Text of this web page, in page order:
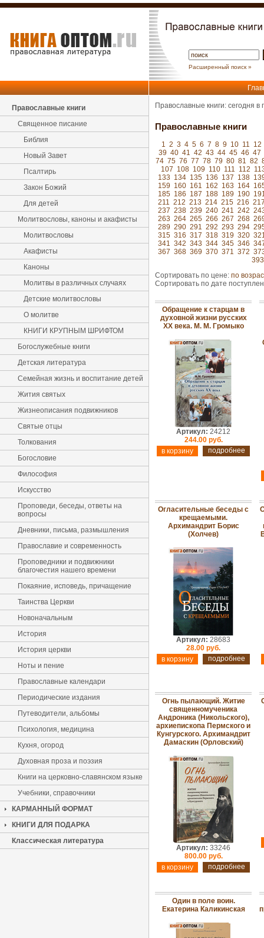
Расширенный поиск »
Православные книги
Священное писание
Библия
Новый Завет
Псалтирь
Закон Божий
Для детей
Молитвословы, каноны и акафисты
Молитвословы
Акафисты
Каноны
Молитвы в различных случаях
Детские молитвословы
О молитве
КНИГИ КРУПНЫМ ШРИФТОМ
Богослужебные книги
Детская литература
Семейная жизнь и воспитание детей
Жития святых
Жизнеописания подвижников
Святые отцы
Толкования
Богословие
Философия
Искусство
Проповеди, беседы, ответы на
вопросы
Дневники, письма, размышления
Православие и современность
Проповедники и подвижники
благочестия нашего времени
Покаяние, исповедь, причащение
Таинства Церкви
Новоначальным
История
История церкви
Ноты и пение
Православные календари
Периодические издания
Путеводители, альбомы
Психология, медицина
Кухня, огород
Духовная проза и поэзия
Книги на церковно-славянском языке
Учебники, справочники
КАРМАННЫЙ ФОРМАТ
КНИГИ ДЛЯ ПОДАРКА
Классическая литература
Православные книги: сегодня
Православные книги
1 2 3 4 5 6 7 8 9 10 11 12
39 40 41 42 43 44 45 46 47
74 75 76 77 78 79 80 81 82
107 108 109 110 111 112
133 134 135 136 137 138
159 160 161 162 163 164
185 186 187 188 189 190
211 212 213 214 215 216
237 238 239 240 241 242
263 264 265 266 267 268
289 290 291 292 293 294
315 316 317 318 319 320
341 342 343 344 345 346
367 368 369 370 371 372
393
Сортировать по цене: по
Сортировать по дате
Обращение к старцам в
духовной жизни русских
ХХ века. М. М. Громыко
Артикул: 24212
244.00 руб.
подробнее
Огласительные беседы с
крещаемыми.
Архимандрит Борис
(Холчев)
Артикул: 28683
28.00 руб.
подробнее
Огнь пылающий. Житие
священномученика
Андроника (Никольского),
архиепископа Пермского и
Кунгурского. Архимандрит
Дамаскин (Орловский)
Артикул: 33246
800.00 руб.
подробнее
Один в поле воин.
Екатерина Каликинская